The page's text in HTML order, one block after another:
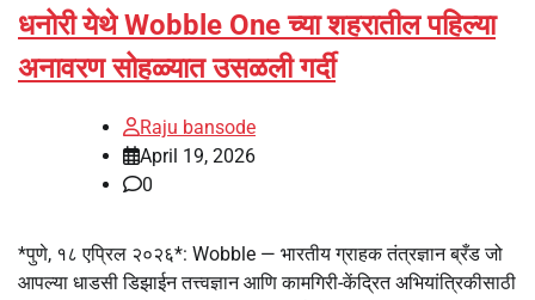
धनोरी येथे Wobble One च्या शहरातील पहिल्या
अनावरण सोहळ्यात उसळली गर्दी
Raju bansode
April 19, 2026
0
*पुणे, १८ एप्रिल २०२६*: Wobble — भारतीय ग्राहक तंत्रज्ञान ब्रँड जो
आपल्या धाडसी डिझाईन तत्त्वज्ञान आणि कामगिरी-केंद्रित अभियांत्रिकीसाठी